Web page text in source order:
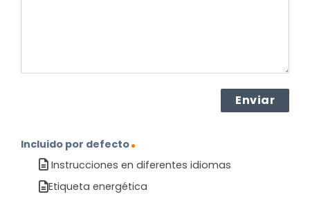
Incluido por defecto
Instrucciones en diferentes idiomas
Etiqueta energética